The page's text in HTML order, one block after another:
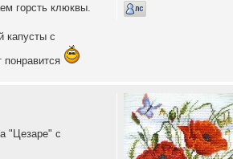
горсть клюквы.
капусты с
"Цезаре" с